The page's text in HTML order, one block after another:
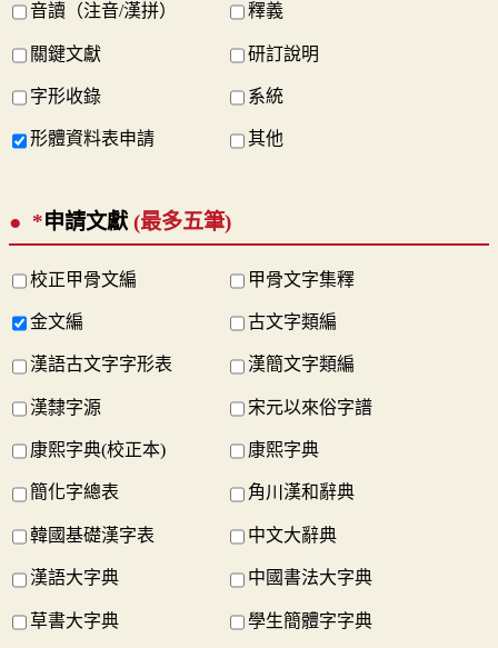
音讀（注音/漢拼） 釋義
關鍵文獻 研訂說明
字形收錄 系統
形體資料表申請 其他
*申請文獻 (最多五筆)
校正甲骨文編 甲骨文字集釋
金文編 古文字類編
漢語古文字字形表 漢簡文字類編
漢隸字源 宋元以來俗字譜
康熙字典(校正本) 康熙字典
簡化字總表 角川漢和辭典
韓國基礎漢字表 中文大辭典
漢語大字典 中國書法大字典
草書大字典 學生簡體字字典